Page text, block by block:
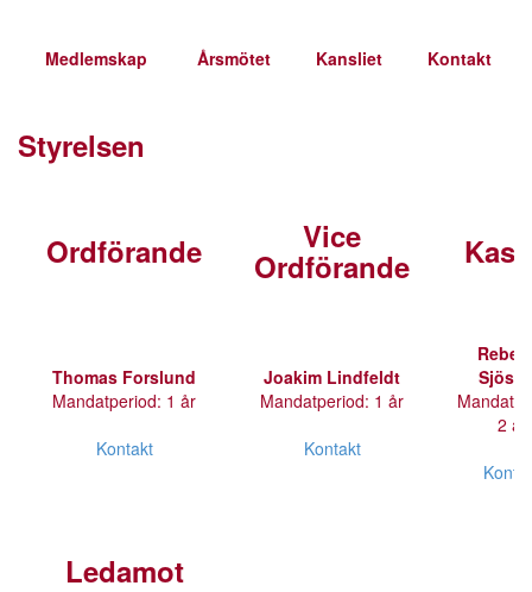
Medlemskap Årsmötet Kansliet Kontakt
Styrelsen
Ordförande Vice
Ordförande
Thomas Forslund
Mandatperiod: 1 år
Kontakt
Joakim Lindfeldt
Mandatperiod: 1 år
Kontakt
2 år
Ledamot